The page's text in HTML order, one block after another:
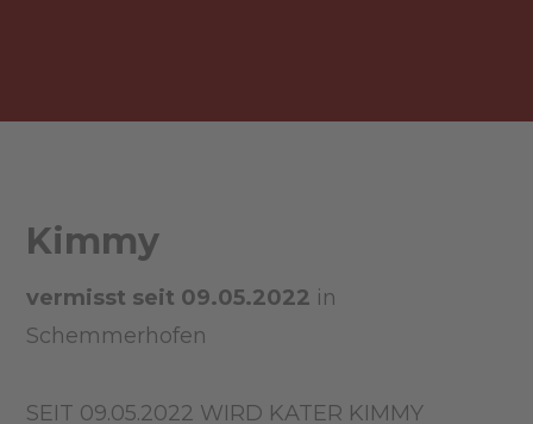
Kimmy
vermisst seit 09.05.2022 in
Schemmerhofen
SEIT 09.05.2022 WIRD KATER KIMMY